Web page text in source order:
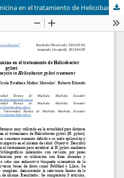
Estado actual de la claritromicina en el tratamiento de Helicobacter pylori